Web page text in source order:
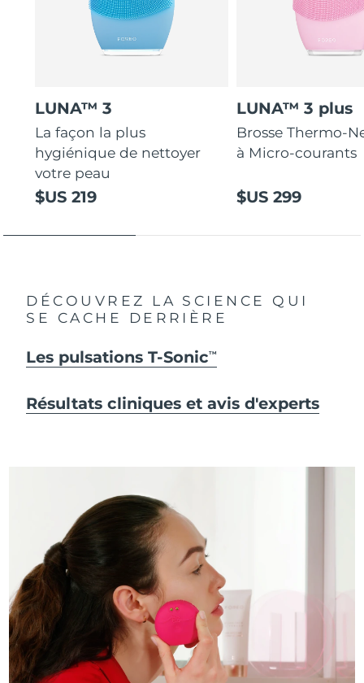
LUNA™ 3
La façon la plus
hygiénique de nettoyer
votre peau
$US 219
LUNA™ 3 plus
Brosse Thermo-
à Micro-courants
$US 299
DÉCOUVREZ LA SCIENCE QUI
SE CACHE DERRIÈRE
Les pulsations T-SonicTM
Résultats cliniques et avis d'experts